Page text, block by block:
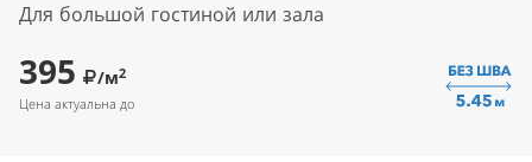
Для большой гостиной или зала
395 /м2
Цена актуальна до